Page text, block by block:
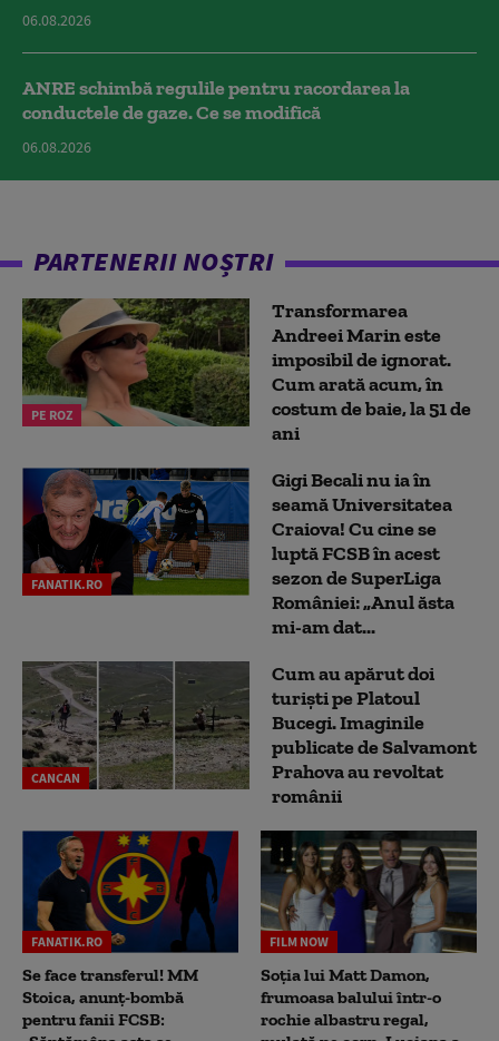
06.08.2026
ANRE schimbă regulile pentru racordarea la
conductele de gaze. Ce se modifică
06.08.2026
PARTENERII NOȘTRI
PE ROZ
Transformarea
Andreei Marin este
imposibil de ignorat.
Cum arată acum, în
costum de baie, la 51 de
ani
FANATIK.RO
Gigi Becali nu ia în
seamă Universitatea
Craiova! Cu cine se
luptă FCSB în acest
sezon de SuperLiga
României: „Anul ăsta
mi-am dat...
CANCAN
Cum au apărut doi
turiști pe Platoul
Bucegi. Imaginile
publicate de Salvamont
Prahova au revoltat
românii
FANATIK.RO
Se face transferul! MM
Stoica, anunț-bombă
pentru fanii FCSB:
FILM NOW
Soția lui Matt Damon,
frumoasa balului într-o
rochie albastru regal,